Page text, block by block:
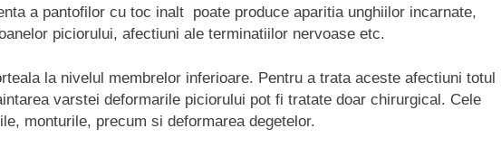
a pantofilor cu toc inalt poate produce aparitia unghiilor incarnate,
piciorului, afectiuni ale terminatiilor nervoase etc.
la nivelul membrelor inferioare. Pentru a trata aceste afectiuni totul
varstei deformarile piciorului pot fi tratate doar chirurgical. Cele
monturile, precum si deformarea degetelor.